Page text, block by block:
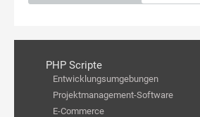
PHP Scripte
Entwicklungsumgebungen
Projektmanagement-Software
E-Commerce